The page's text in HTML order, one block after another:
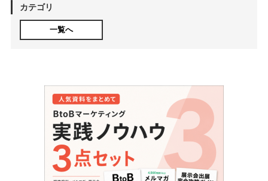
カテゴリ
一覧へ